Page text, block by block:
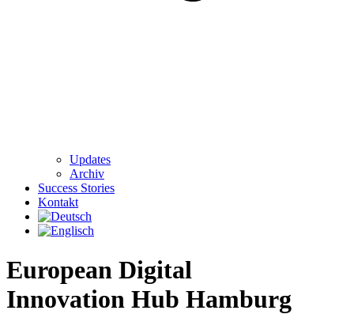
Updates
Archiv
Success Stories
Kontakt
European Digital
Innovation Hub Hamburg